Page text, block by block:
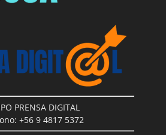
PRENSA DIGITAL
+56 9 4817 5372